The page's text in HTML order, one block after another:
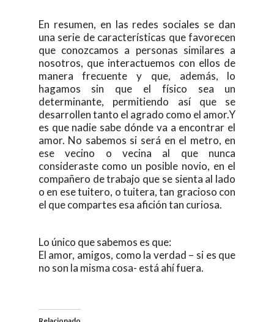
En resumen, en las redes sociales se dan
una serie de características que favorecen
que conozcamos a personas similares a
nosotros, que interactuemos con ellos de
manera frecuente y que, además, lo
hagamos sin que el físico sea un
determinante, permitiendo así que se
desarrollen tanto el agrado como el amor.Y
es que nadie sabe dónde va a encontrar el
amor. No sabemos si será en el metro, en
ese vecino o vecina al que nunca
consideraste como un posible novio, en el
compañero de trabajo que se sienta al lado
o en ese tuitero, o tuitera, tan gracioso con
el que compartes esa afición tan curiosa.
Lo único que sabemos es que:
El amor, amigos, como la verdad – si es que
no son la misma cosa- está ahí fuera.